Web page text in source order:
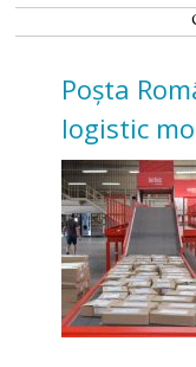
Poșta
logistic
Investiție